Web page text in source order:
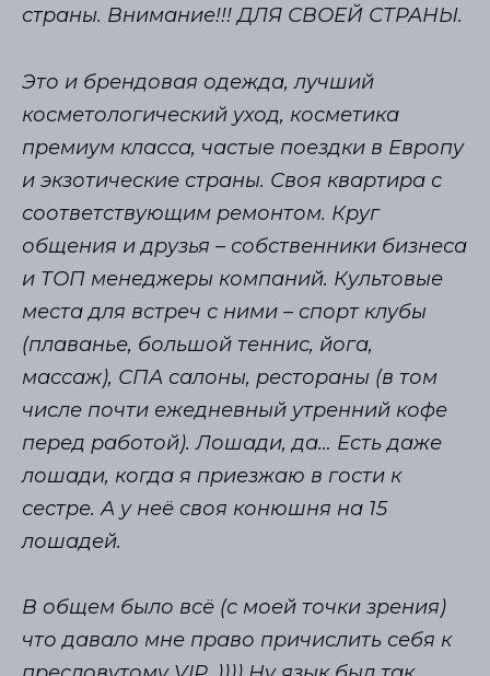
страны. Внимание!!! ДЛЯ СВОЕЙ СТРАНЫ.
Это и брендовая одежда, лучший
косметологический уход, косметика
премиум класса, частые поездки в Европу
и экзотические страны. Своя квартира с
соответствующим ремонтом. Круг
общения и друзья – собственники бизнеса
и ТОП менеджеры компаний. Культовые
места для встреч с ними – спорт клубы
(плаванье, большой теннис, йога,
массаж), СПА салоны, рестораны (в том
числе почти ежедневный утренний кофе
перед работой). Лошади, да… Есть даже
лошади, когда я приезжаю в гости к
сестре. А у неё своя конюшня на 15
лошадей.
В общем было всё (с моей точки зрения)
что давало мне право причислить себя к